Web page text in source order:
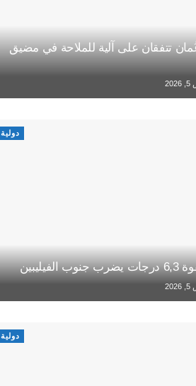
تتفقان على آلية للملاحة في مضيق
دولية
الفيليبين
دولية